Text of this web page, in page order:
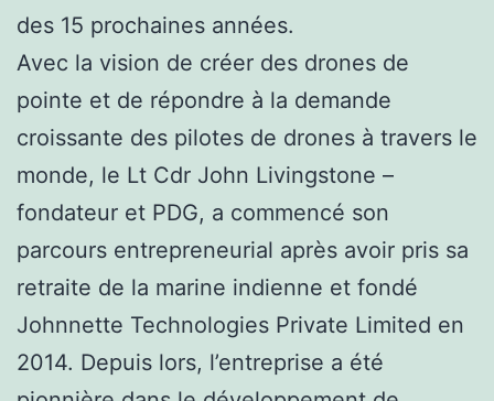
des 15 prochaines années.
Avec la vision de créer des drones de
pointe et de répondre à la demande
croissante des pilotes de drones à travers le
monde, le Lt Cdr John Livingstone –
fondateur et PDG, a commencé son
parcours entrepreneurial après avoir pris sa
retraite de la marine indienne et fondé
Johnnette Technologies Private Limited en
2014. Depuis lors, l’entreprise a été